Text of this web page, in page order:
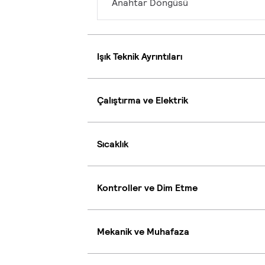
Anahtar Döngüsü
Işık Teknik Ayrıntıları
Çalıştırma ve Elektrik
Sıcaklık
Kontroller ve Dim Etme
Mekanik ve Muhafaza